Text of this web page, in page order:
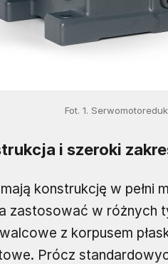
Fot. 1.
i szeroki
konstrukcję w pełni
zastosować w różnych
z korpusem
Prócz